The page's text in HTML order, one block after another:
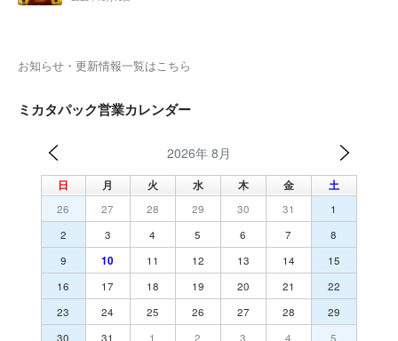
お知らせ・更新情報一覧はこちら
ミカタパック営業カレンダー
2026年 8月
日 月 火 水 木 金 土
26 27 28 29 30 31
1
2
3 4 5 6 7
8
9
10 11 12 13 14
15
16
17 18 19 20 21
22
23
24 25 26 27 28
29
30
31 1 2 3 4 5